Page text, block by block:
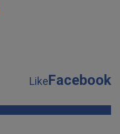
LikeFacebook